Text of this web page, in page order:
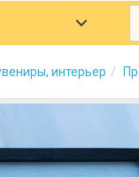
интерьер